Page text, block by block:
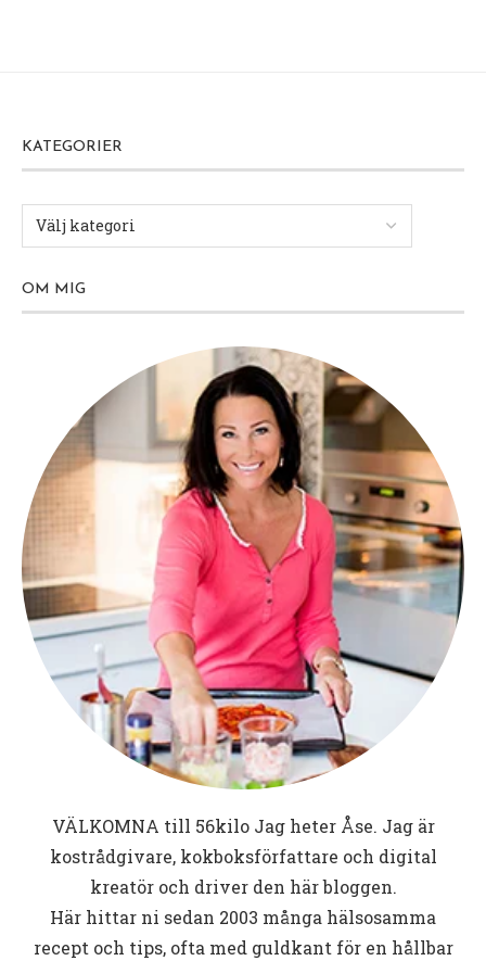
KATEGORIER
OM MIG
VÄLKOMNA till 56kiloJag heter Åse. Jag är
kostrådgivare, kokboksförfattare och digital
kreatör och driver den här bloggen.
Här hittar ni sedan 2003 många hälsosamma
recept och tips, ofta med guldkant för en hållbar